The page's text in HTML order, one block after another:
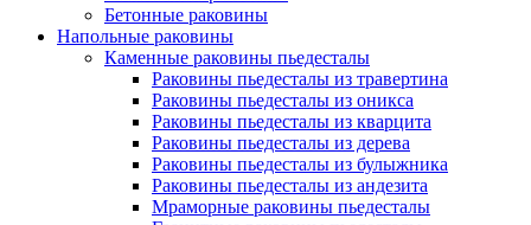
Бетонные раковины
Напольные раковины
Каменные раковины пьедесталы
Раковины пьедесталы из травертина
Раковины пьедесталы из оникса
Раковины пьедесталы из кварцита
Раковины пьедесталы из дерева
Раковины пьедесталы из булыжника
Раковины пьедесталы из андезита
Мраморные раковины пьедесталы